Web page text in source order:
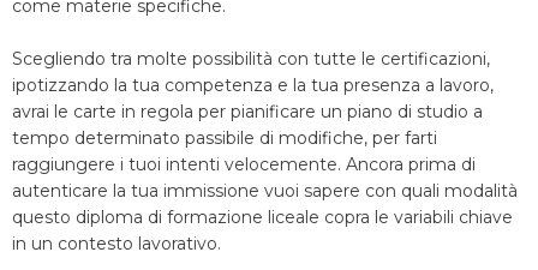
come materie specifiche.
Scegliendo tra molte possibilità con tutte le certificazioni,
ipotizzando la tua competenza e la tua presenza a lavoro,
avrai le carte in regola per pianificare un piano di studio a
tempo determinato passibile di modifiche, per farti
raggiungere i tuoi intenti velocemente. Ancora prima di
autenticare la tua immissione vuoi sapere con quali modalità
questo diploma di formazione liceale copra le variabili chiave
in un contesto lavorativo.